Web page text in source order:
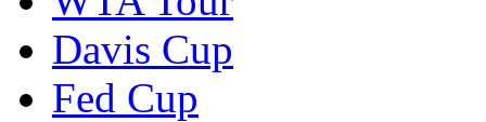
Davis Cup
Fed Cup